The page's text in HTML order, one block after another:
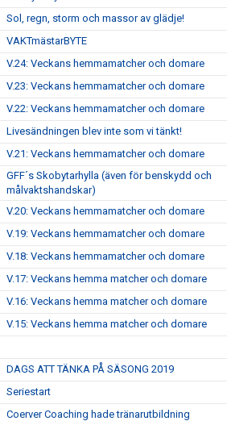
Sol, regn, storm och massor av glädje!
VAKTmästarBYTE
V.24: Veckans hemmamatcher och domare
V.23: Veckans hemmamatcher och domare
V.22: Veckans hemmamatcher och domare
Livesändningen blev inte som vi tänkt!
V.21: Veckans hemmamatcher och domare
GFF´s Skobytarhylla (även för benskydd och
målvaktshandskar)
V.20: Veckans hemmamatcher och domare
V.19: Veckans hemmamatcher och domare
V.18: Veckans hemmamatcher och domare
V.17: Veckans hemma matcher och domare
V.16: Veckans hemma matcher och domare
V.15: Veckans hemma matcher och domare
DAGS ATT TÄNKA PÅ SÄSONG 2019
Seriestart
Coerver Coaching hade tränarutbildning